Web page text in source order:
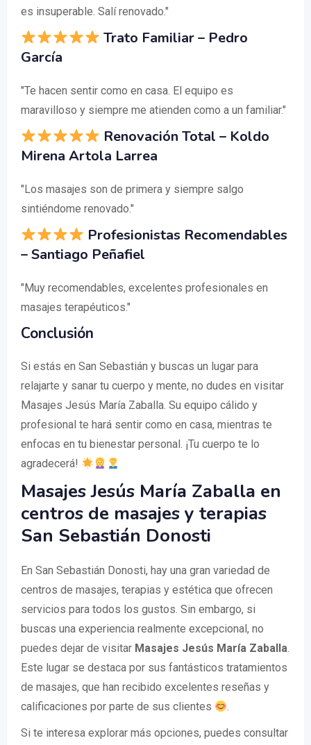
es insuperable. Salí renovado."
Trato Familiar – Pedro
García
"Te hacen sentir como en casa. El equipo es
maravilloso y siempre me atienden como a un familiar."
Renovación Total – Koldo
Mirena Artola Larrea
"Los masajes son de primera y siempre salgo
sintiéndome renovado."
Profesionistas Recomendables
– Santiago Peñafiel
"Muy recomendables, excelentes profesionales en
masajes terapéuticos."
Conclusión
Si estás en San Sebastián y buscas un lugar para
relajarte y sanar tu cuerpo y mente, no dudes en visitar
Masajes Jesús María Zaballa. Su equipo cálido y
profesional te hará sentir como en casa, mientras te
enfocas en tu bienestar personal. ¡Tu cuerpo te lo
agradecerá!
Masajes Jesús María Zaballa en
centros de masajes y terapias
San Sebastián Donosti
En San Sebastián Donosti, hay una gran variedad de
centros de masajes, terapias y estética que ofrecen
servicios para todos los gustos. Sin embargo, si
buscas una experiencia realmente excepcional, no
puedes dejar de visitar Masajes Jesús María Zaballa.
Este lugar se destaca por sus fantásticos tratamientos
de masajes, que han recibido excelentes reseñas y
calificaciones por parte de sus clientes
.
Si te interesa explorar más opciones, puedes consultar